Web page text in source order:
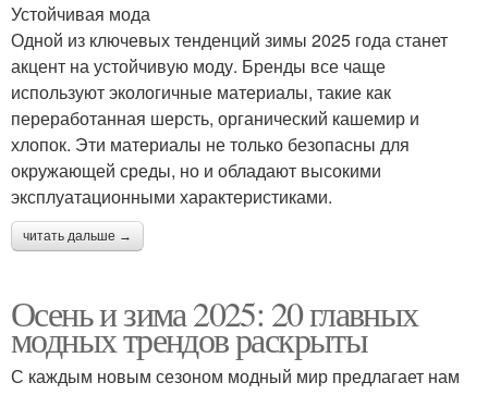
Устойчивая мода
Одной из ключевых тенденций зимы 2025 года станет
акцент на устойчивую моду. Бренды все чаще
используют экологичные материалы, такие как
переработанная шерсть, органический кашемир и
хлопок. Эти материалы не только безопасны для
окружающей среды, но и обладают высокими
эксплуатационными характеристиками.
читать дальше →
Осень и зима 2025: 20 главных
модных трендов раскрыты
С каждым новым сезоном модный мир предлагает нам